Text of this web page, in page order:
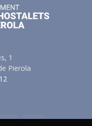
1
Pierola